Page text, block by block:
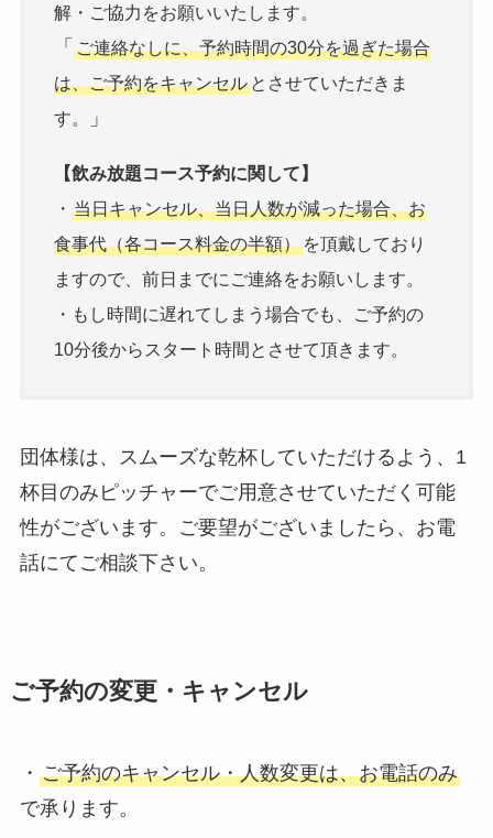
解・ご協力をお願いいたします。
「 ご連絡なしに、予約時間の30分を過ぎた場合
は、ご予約をキャンセルとさせていただきま
す。
」
【飲み放題コース予約に関して】
・ 当日キャンセル、当日人数が減った場合、お
食事代（各コース料金の半額）を頂戴しており
ますので、前日までにご連絡をお願いします。
・もし時間に遅れてしまう場合でも、ご予約の
10分後からスタート時間とさせて頂きます。
団体様は、スムーズな乾杯していただけるよう、1
杯目のみピッチャーでご用意させていただく可能
性がございます。ご要望がございましたら、お電
話にてご相談下さい。
ご予約の変更・キャンセル
・ ご予約のキャンセル・人数変更は、お電話のみ
で承ります。